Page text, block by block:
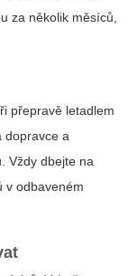
za několik měsíců,
přepravě letadlem
dopravce a
Vždy dbejte na
v odbaveném